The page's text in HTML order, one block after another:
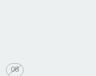
08